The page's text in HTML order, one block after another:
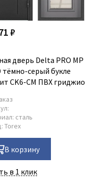
₽
дверь Delta PRO MP
тёмно-серый букле
CK6-CM ПВХ гриджио
сталь
Torex
В корзину
в 1 клик